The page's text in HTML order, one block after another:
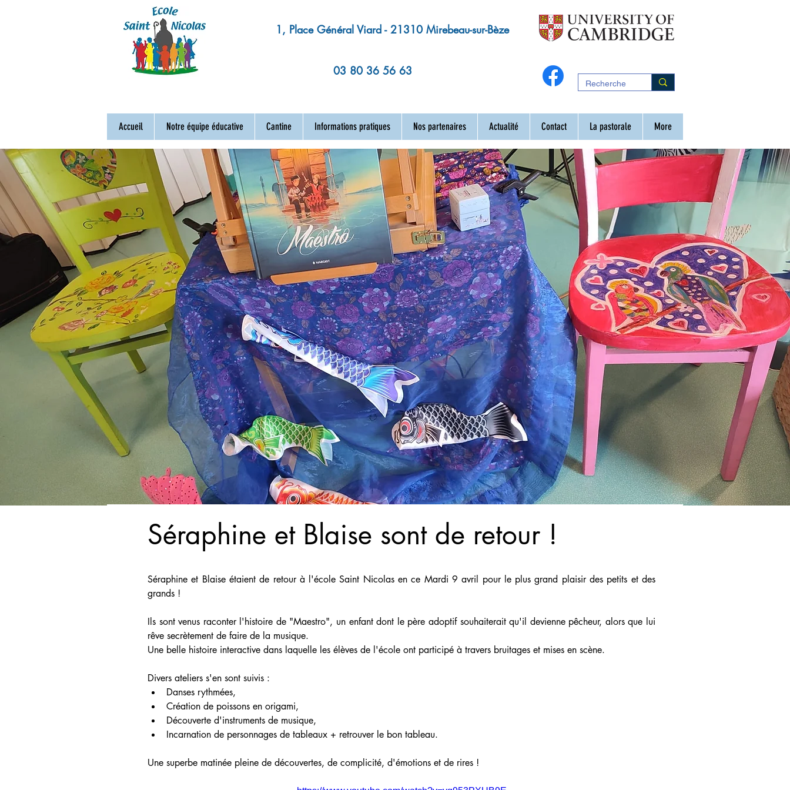
1, Place Général Viard - 21310 Mirebeau-sur-Bèze
03 80 36 56 63
Accueil Notre équipe éducative Cantine Informations pratiques Nos partenaires Actualité Contact La pastorale More
Séraphine et Blaise sont de retour !
Séraphine et Blaise étaient de retour à l'école Saint Nicolas en ce Mardi 9 avril pour le plus grand plaisir des petits et des
grands !
Ils sont venus raconter l'histoire de "Maestro", un enfant dont le père adoptif souhaiterait qu'il devienne pêcheur, alors que lui
rêve secrètement de faire de la musique.
Une belle histoire interactive dans laquelle les élèves de l'école ont participé à travers bruitages et mises en scène.
Divers ateliers s'en sont suivis :
Danses rythmées,
Création de poissons en origami,
Découverte d'instruments de musique,
Incarnation de personnages de tableaux + retrouver le bon tableau.
Une superbe matinée pleine de découvertes, de complicité, d'émotions et de rires !